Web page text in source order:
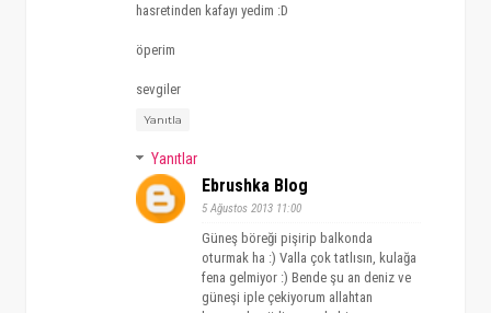
hasretinden kafayı yedim :D
öperim
sevgiler
Yanıtla
Yanıtlar
Ebrushka Blog
5 Ağustos 2013 11:00
Güneş böreği pişirip balkonda
oturmak ha :) Valla çok tatlısın, kulağa
fena gelmiyor :) Bende şu an deniz ve
güneşi iple çekiyorum allahtan